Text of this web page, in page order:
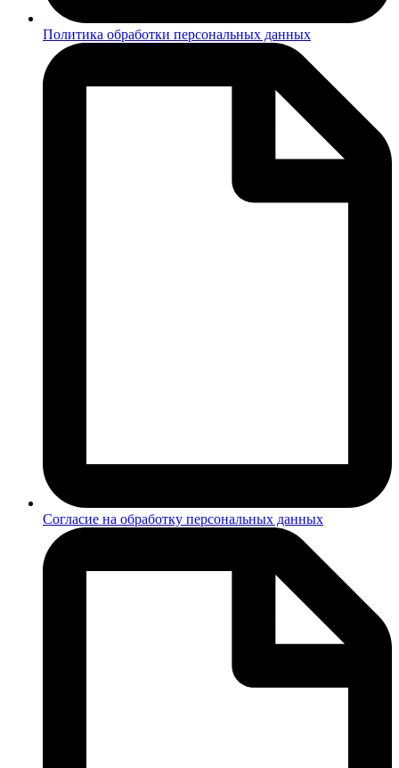
Политика обработки персональных данных
Согласие на обработку персональных данных